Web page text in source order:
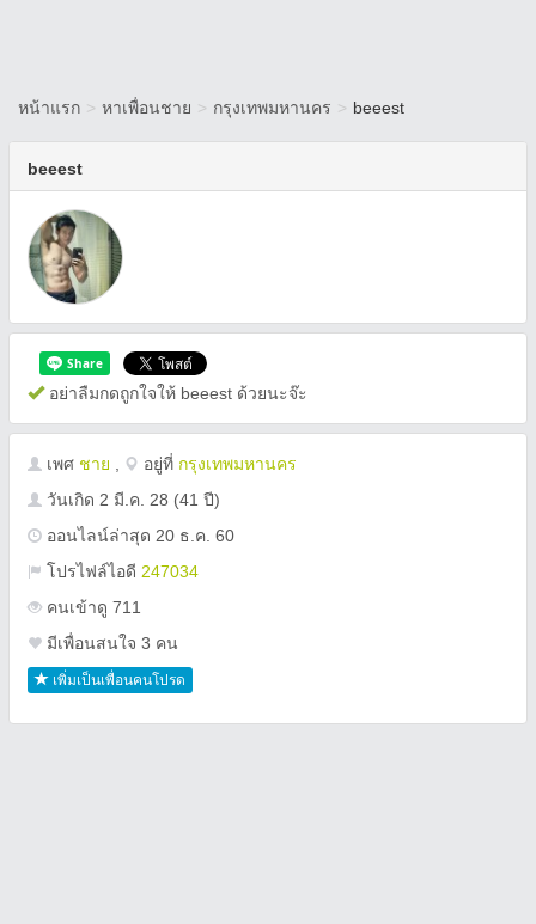
หน้าแรก > หาเพื่อนชาย > กรุงเทพมหานคร > beeest
beeest
อย่าลืมกดถูกใจให้ beeest ด้วยนะจ๊ะ
เพศ ชาย อยู่ที่ กรุงเทพมหานคร
วันเกิด 2 มี.ค. 28 (41 ปี)
ออนไลน์ล่าสุด 20 ธ.ค. 60
โปรไฟล์ไอดี 247034
คนเข้าดู 711
มีเพื่อนสนใจ 3 คน
เพิ่มเป็นเพื่อนคนโปรด